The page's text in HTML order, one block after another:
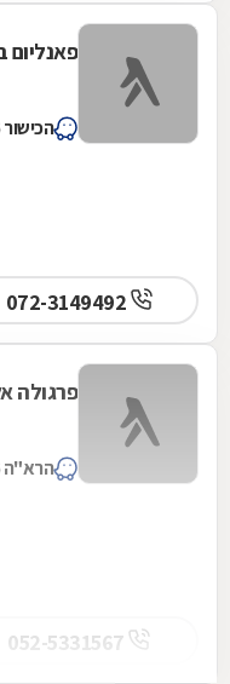
הכישור 6, חולון
פרגולה
הרא"ה 196, רמת גן